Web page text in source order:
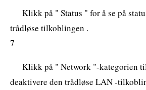
Klikk på " Status " for å se på
trådløse tilkoblingen .
7
Klikk på " Network "-kategorien
deaktivere den trådløse LAN -